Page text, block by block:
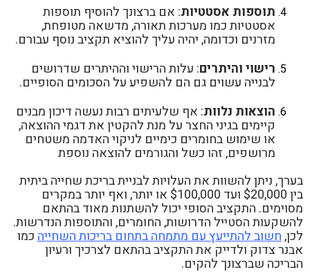
תוספות אסטטיות: אם ברצונך להוסיף תוספות
אסטטיות כמו מערכות תאורה, מדשאה מטופחת,
מזרנים וכדומה, יהיה עליך להוציא תקציב נוסף עבורם.
רישוי והיתרים: עלות הרישוי וההיתרים שדרושים
לבנייה עשוים גם הם להשפיע על הסכומים הסופיים.
הוצאות נלוות: אף שלעיתים רבות נעשה דיכון מבנים
קיימים בגיני החצר על מנת להקטין את דגמי ההוצאה,
או שימוש בחומרים כימיים לניקוי האדמה משטחים
מרושפים, זהו כשל והגורמים להוצאה נוספת
בערך, ניתן להשוות את העלויות לבניית בריכת שחייה ביתית
בין $20,000 ועד $100,000 או יותר, ואף יותר במקרים
מסוימים. התקציב הסופי יכול להשתנות מאוד בהתאם
להשקעות הסטייל הדרושות, החומרים, והתוספות הנדרשות.
לכן,חשוב להתייעץ עם מתמחה בתחום בריכות השחייהכמו
אבנר צדוק ולדייק את התקציב בהתאם לצרכיך ורעיון
הבריכה שברצונך להקים.